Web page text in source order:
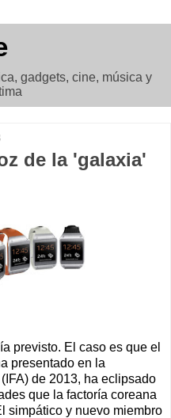
gadgets, cine, música y
de la 'galaxia'
previsto. El caso es que el
presentado en la
de 2013, ha eclipsado
que la factoría coreana
simpático y nuevo miembro